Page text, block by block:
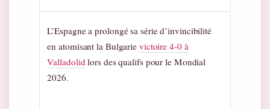
L’Espagne a prolongé sa série d’invincibilité
en atomisant la Bulgarie victoire 4-0 à
Valladolid lors des qualifs pour le Mondial
2026.